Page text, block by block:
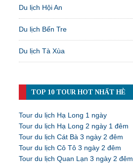
Du lịch Hội An
Du lịch Bến Tre
Du lịch Tà Xùa
TOP 10 TOUR HOT NHẤT HÈ
Tour du lịch Hạ Long 1 ngày
Tour du lịch Hạ Long 2 ngày 1 đêm
Tour du lịch Cát Bà 3 ngày 2 đêm
Tour du lịch Cô Tô 3 ngày 2 đêm
Tour du lịch Quan Lạn 3 ngày 2 đêm